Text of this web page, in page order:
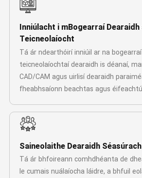
Inniúlacht i mBogearraí Dearaidh
Teicneolaíocht
Tá ár ndearthóirí inniúil ar na
teicneolaíochtaí dearaidh is déanaí,
CAD/CAM agus uirlisí dearaidh
fheabhsaíonn beachtas agus
Saineolaithe Dearaidh Séasúrach
Tá ár bhfoireann comhdhéanta de
le cumais nuálaíocha láidre, a bhfuil